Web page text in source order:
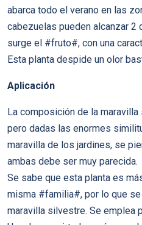
abarca todo el verano en las
cabezuelas pueden alcanzar 2
surge el #fruto#, con una
Esta planta despide un olor
Aplicación
La composición de la
pero dadas las enormes
maravilla de los jardines, se
ambas debe ser muy parecida.
Se sabe que esta planta es
misma #familia#, por lo que
maravilla silvestre. Se emplea